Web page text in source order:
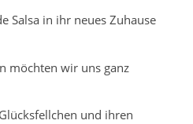
Salsa in ihr neues Zuhause
möchten wir uns ganz
und ihren